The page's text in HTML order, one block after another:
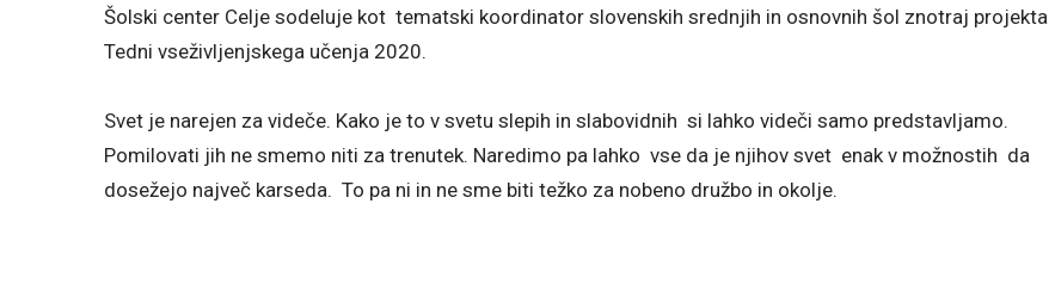
Šolski center Celje sodeluje kot tematski koordinator slovenskih srednjih in osnovnih šol znotraj projekta
Tedni vseživljenjskega učenja 2020.
Svet je narejen za videče. Kako je to v svetu slepih in slabovidnih si lahko videči samo predstavljamo.
Pomilovati jih ne smemo niti za trenutek. Naredimo pa lahko vse da je njihov svet enak v možnostih da
dosežejo največ karseda. To pa ni in ne sme biti težko za nobeno družbo in okolje.